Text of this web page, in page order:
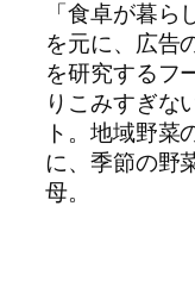
「食卓が暮ら
を元に、広告
を研究するフ
りこみすぎな
ト。地域野菜
に、季節の野
母。